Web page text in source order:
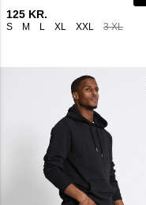
S M L XL XXL 3 XL
125 KR.